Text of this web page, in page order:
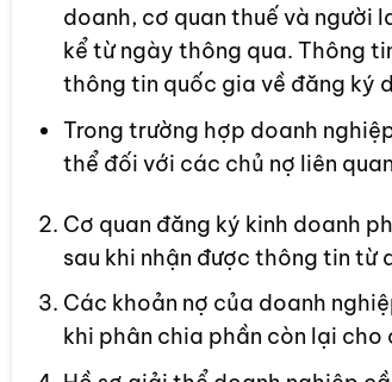
doanh, cơ quan thuế và người
kể từ ngày thông qua. Thông
thông tin quốc gia về đăng ký
Trong trường hợp doanh
thể đối với các chủ nợ liên
Cơ quan đăng ký kinh doanh
sau khi nhận được thông tin từ
Các khoản nợ của doanh
khi phân chia phần còn lại cho